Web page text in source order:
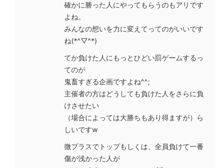
確かに勝った人にやってもらうのもアリです
よね。
みんなの想いを力に変えてってのがいいです
ね(*^▽^*)
てか負けた人にもっとひどい罰ゲームするっ
てのが
鬼畜すぎる企画ですよね^^;
主催者の方はどうしても負けた人をさらに負
けさせたい
（場合によっては大勝ちもあり得ますが）ら
しいですw
微プラスでトップもしくは、全員負けて一番
傷が浅かった人が